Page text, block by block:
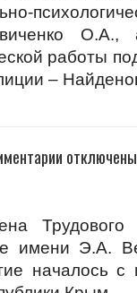
работы
–
записи
отключены
Трудового
имени Э.А.
началось с